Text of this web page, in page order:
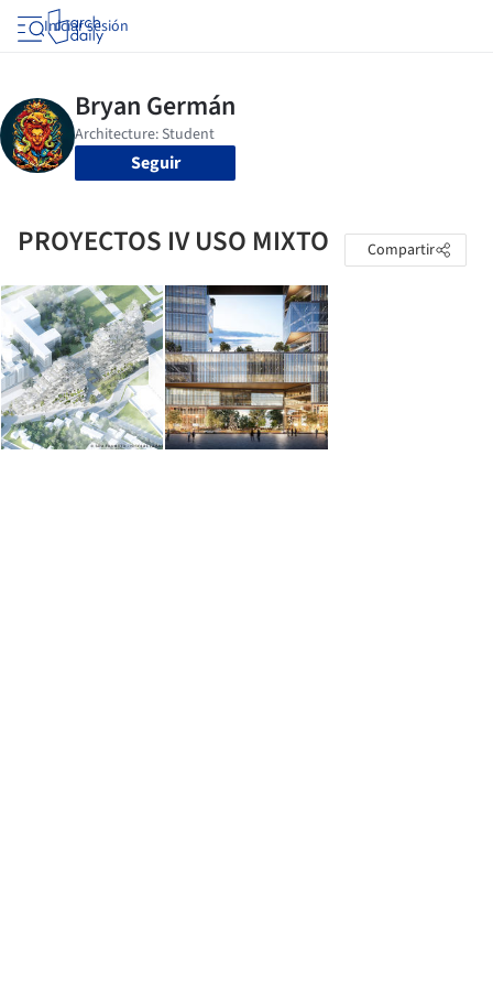
Iniciar sesión
Seguir
PROYECTOS IV USO MIXTO Compartir